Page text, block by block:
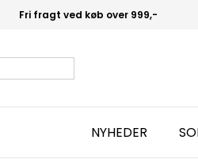
Fri fragt ved køb over 999,-
NYHEDER